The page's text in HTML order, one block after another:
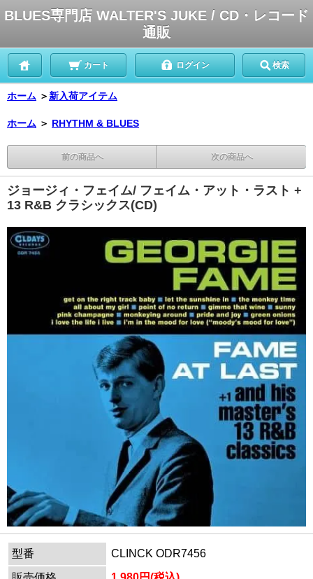
BLUES専門店 WALTER'S JUKE / CD・レコード
通販
カート ログイン 検索
ホーム ＞ 新入荷アイテム
ホーム ＞ RHYTHM & BLUES
前の商品へ 次の商品へ
ジョージィ・フェイム/ フェイム・アット・ラスト +
13 R&B クラシックス(CD)
型番
CLINCK ODR7456